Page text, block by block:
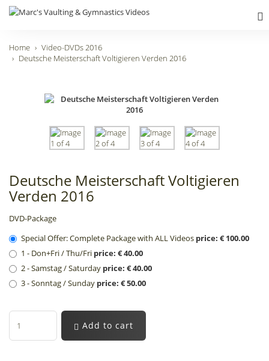
Home
Video-DVDs 2016
Deutsche Meisterschaft Voltigieren Verden 2016
Deutsche Meisterschaft Voltigieren
Verden 2016
DVD-Package
Special Offer: Complete Package with ALL Videos price: € 100.00
1 - Don+Fri / Thu/Fri price: € 40.00
2 - Samstag / Saturday price: € 40.00
3 - Sonntag / Sunday price: € 50.00
Add to cart